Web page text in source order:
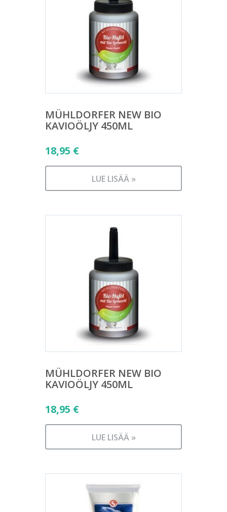
MÜHLDORFER NEW BIO
KAVIOÖLJY 450ML
18,95 €
LUE LISÄÄ »
MÜHLDORFER NEW BIO
KAVIOÖLJY 450ML
18,95 €
LUE LISÄÄ »